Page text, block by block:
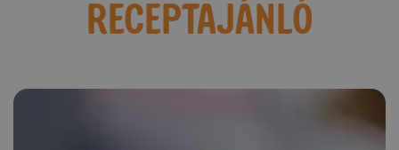
RECEPTAJÁNLÓ